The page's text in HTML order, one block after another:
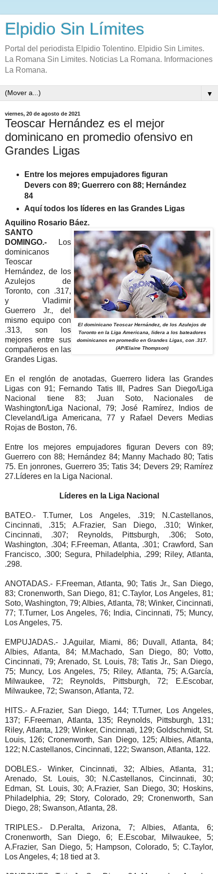
Elpidio Sin Límites
Portal del periodista Elpidio Tolentino. Elpidio Sin Limites.
La Romana Sin Limites. Noticias La Romana. Informaciones
La Romana.
▼
viernes, 20 de agosto de 2021
Teoscar Hernández es el mejor
dominicano en promedio ofensivo en
Grandes Ligas
Entre los mejores empujadores figuran
Devers con 89; Guerrero con 88; Hernández
84
Aquí todos los líderes en las Grandes Ligas
Aquilino Rosario Báez.
El dominicano Teoscar Hernández, de los Azulejos de
Toronto en la Liga Americana, lidera a los bateadores
dominicanos en promedio en Grandes Ligas, con .317.
(AP/Elaine Thompson)
SANTO
DOMINGO.-
Los
dominicanos
Teoscar
Hernández, de los
Azulejos de
Toronto, con .317,
y Vladimir
Guerrero Jr., del
mismo equipo con
.313, son los
mejores entre sus
compañeros en las
Grandes Ligas.
En el renglón de anotadas, Guerrero lidera las Grandes
Ligas con 91; Fernando Tatis III, Padres San Diego/Liga
Nacional tiene 83; Juan Soto, Nacionales de
Washington/Liga Nacional, 79; José Ramírez, Indios de
Cleveland/Liga Americana, 77 y Rafael Devers Medias
Rojas de Boston, 76.
Entre los mejores empujadores figuran Devers con 89;
Guerrero con 88; Hernández 84; Manny Machado 80; Tatis
75. En jonrones, Guerrero 35; Tatis 34; Devers 29; Ramírez
27.Líderes en la Liga Nacional.
Líderes en la Liga Nacional
BATEO.- T.Turner, Los Angeles, .319; N.Castellanos,
Cincinnati, .315; A.Frazier, San Diego, .310; Winker,
Cincinnati, .307; Reynolds, Pittsburgh, .306; Soto,
Washington, .304; F.Freeman, Atlanta, .301; Crawford, San
Francisco, .300; Segura, Philadelphia, .299; Riley, Atlanta,
.298.
ANOTADAS.- F.Freeman, Atlanta, 90; Tatis Jr., San Diego,
83; Cronenworth, San Diego, 81; C.Taylor, Los Angeles, 81;
Soto, Washington, 79; Albies, Atlanta, 78; Winker, Cincinnati,
77; T.Turner, Los Angeles, 76; India, Cincinnati, 75; Muncy,
Los Angeles, 75.
EMPUJADAS.- J.Aguilar, Miami, 86; Duvall, Atlanta, 84;
Albies, Atlanta, 84; M.Machado, San Diego, 80; Votto,
Cincinnati, 79; Arenado, St. Louis, 78; Tatis Jr., San Diego,
75; Muncy, Los Angeles, 75; Riley, Atlanta, 75; A.García,
Milwaukee, 72; Reynolds, Pittsburgh, 72; E.Escobar,
Milwaukee, 72; Swanson, Atlanta, 72.
HITS.- A.Frazier, San Diego, 144; T.Turner, Los Angeles,
137; F.Freeman, Atlanta, 135; Reynolds, Pittsburgh, 131;
Riley, Atlanta, 129; Winker, Cincinnati, 129; Goldschmidt, St.
Louis, 126; Cronenworth, San Diego, 125; Albies, Atlanta,
122; N.Castellanos, Cincinnati, 122; Swanson, Atlanta, 122.
DOBLES.- Winker, Cincinnati, 32; Albies, Atlanta, 31;
Arenado, St. Louis, 30; N.Castellanos, Cincinnati, 30;
Edman, St. Louis, 30; A.Frazier, San Diego, 30; Hoskins,
Philadelphia, 29; Story, Colorado, 29; Cronenworth, San
Diego, 28; Swanson, Atlanta, 28.
TRIPLES.- D.Peralta, Arizona, 7; Albies, Atlanta, 6;
Cronenworth, San Diego, 6; E.Escobar, Milwaukee, 5;
A.Frazier, San Diego, 5; Hampson, Colorado, 5; C.Taylor,
Los Angeles, 4; 18 tied at 3.